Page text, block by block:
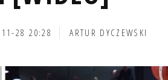
28 20:28 ARTUR DYCZEWSKI